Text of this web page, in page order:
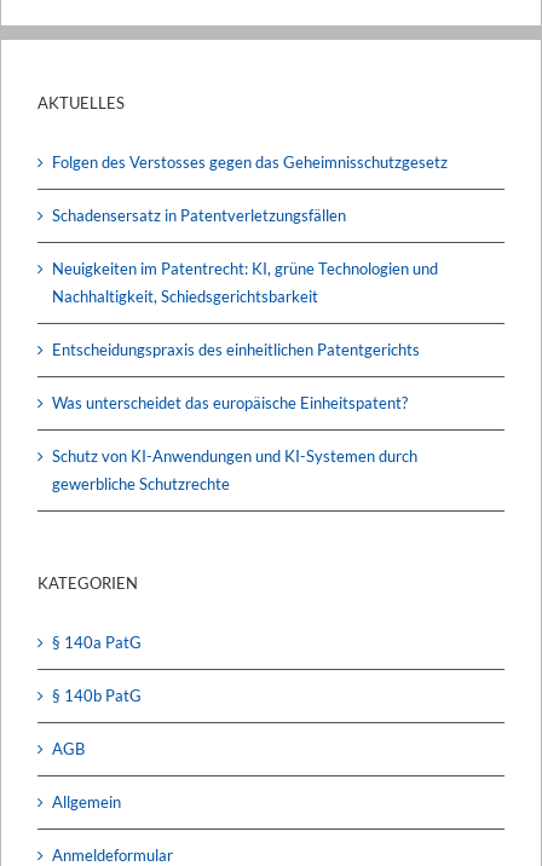
AKTUELLES
Folgen des Verstosses gegen das Geheimnisschutzgesetz
Schadensersatz in Patentverletzungsfällen
Neuigkeiten im Patentrecht: KI, grüne Technologien und
Nachhaltigkeit, Schiedsgerichtsbarkeit
Entscheidungspraxis des einheitlichen Patentgerichts
Was unterscheidet das europäische Einheitspatent?
Schutz von KI-Anwendungen und KI-Systemen durch
gewerbliche Schutzrechte
KATEGORIEN
§ 140a PatG
§ 140b PatG
AGB
Allgemein
Anmeldeformular